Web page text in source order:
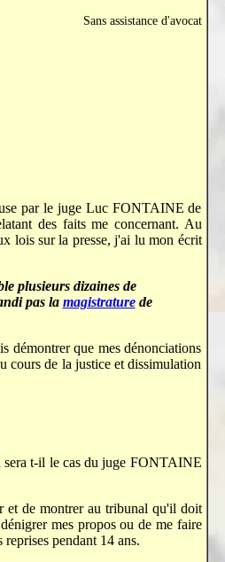
Sans assistance d'avocat
par le juge Luc FONTAINE de
des faits me concernant. Au
lois sur la presse, j'ai lu mon écrit
plusieurs dizaines de
pas la magistraturede
démontrer que mes dénonciations
cours de la justice et dissimulation
sera t-il le cas du juge FONTAINE
et de montrer au tribunal qu'il doit
mes propos ou de me faire
pendant 14 ans.